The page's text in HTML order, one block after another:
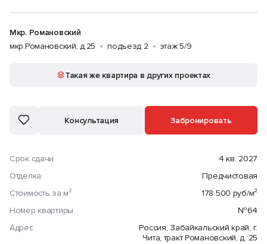
Мкр. Романовский
мкр.Романовский, д.25
подъезд 2 этаж 5/9
Такая же квартира в других проектах
Консультация Забронировать
Срок сдачи
4 кв. 2027
Отделка
Предчистовая
Стоимость за м²
178 500 руб/м²
Номер квартиры
№64
Адрес
Россия, Забайкальский край, г.
Чита, тракт Романовский, д. 25